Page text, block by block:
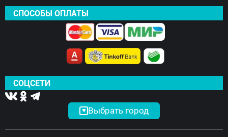
СПОСОБЫ ОПЛАТЫ
СОЦСЕТИ
Выбрать город